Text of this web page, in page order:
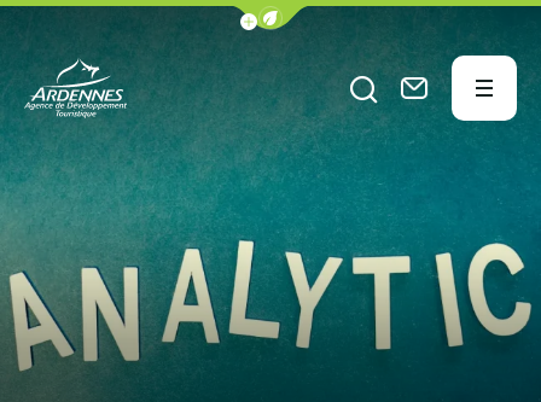
Afficher la barre de navigation du
ADT des Ardennes Pro
Ouvrir le
Nous Menu